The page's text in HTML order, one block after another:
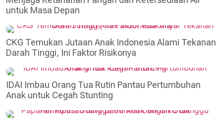
untuk Masa Depan
CKG Temukan Jutaan Anak Indonesia Alami Tekanan
Darah Tinggi, Ini Faktor Risikonya
IDAI Imbau Orang Tua Rutin Pantau Pertumbuhan
Anak untuk Cegah Stunting